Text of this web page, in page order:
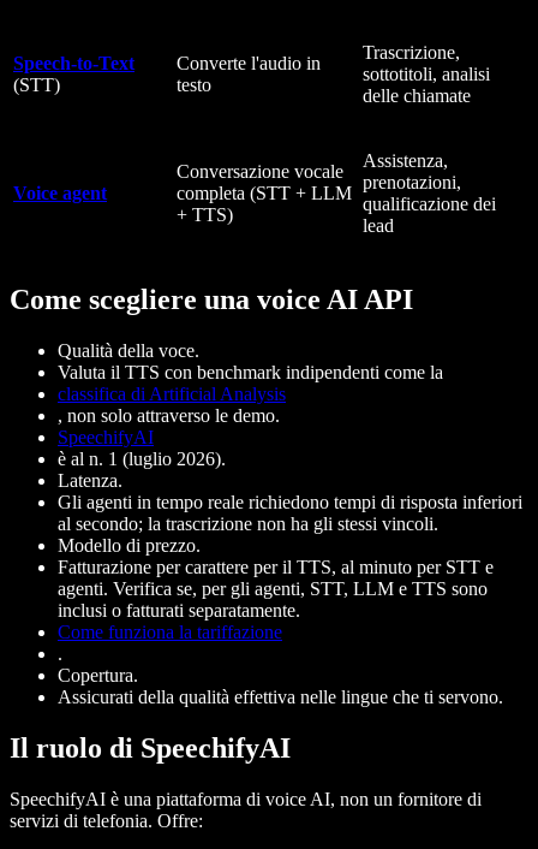
Speech-to-Text
(STT)
Converte l'audio in
testo
Trascrizione,
sottotitoli, analisi
delle chiamate
Voice agent
Conversazione vocale
completa (STT + LLM
+ TTS)
Assistenza,
prenotazioni,
qualificazione dei
lead
Come scegliere una voice AI API
Qualità della voce.
Valuta il TTS con benchmark indipendenti come la
classifica di Artificial Analysis
, non solo attraverso le demo.
SpeechifyAI
è al n. 1 (luglio 2026).
Latenza.
Gli agenti in tempo reale richiedono tempi di risposta inferiori
al secondo; la trascrizione non ha gli stessi vincoli.
Modello di prezzo.
Fatturazione per carattere per il TTS, al minuto per STT e
agenti. Verifica se, per gli agenti, STT, LLM e TTS sono
inclusi o fatturati separatamente.
Come funziona la tariffazione
.
Copertura.
Assicurati della qualità effettiva nelle lingue che ti servono.
Il ruolo di SpeechifyAI
SpeechifyAI è una piattaforma di voice AI, non un fornitore di
servizi di telefonia. Offre: